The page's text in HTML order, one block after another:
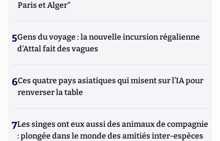
Paris et Alger"
5Gens du voyage : la nouvelle incursion régalienne
d'Attal fait des vagues
6Ces quatre pays asiatiques qui misent sur l’IA pour
renverser la table
7Les singes ont eux aussi des animaux de compagnie
: plongée dans le monde des amitiés inter-espèces